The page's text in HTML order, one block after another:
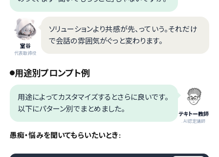
室谷
代表取締役
ソリューションより共感が先、っていう。それだけ
で会話の雰囲気がぐっと変わります。
用途別プロンプト例
テキトー教師
.AI認定講師
用途によってカスタマイズするとさらに良いです。
以下にパターン別でまとめました。
愚痴・悩みを聞いてもらいたいとき: